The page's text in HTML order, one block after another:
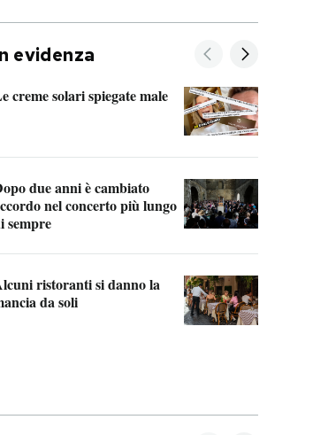
evidenza
creme solari spiegate male
due anni è cambiato
nel concerto più lungo
sempre
ristoranti si danno la
da soli